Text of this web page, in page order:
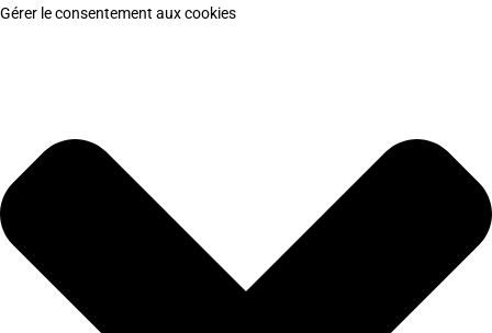
Gérer le consentement aux cookies